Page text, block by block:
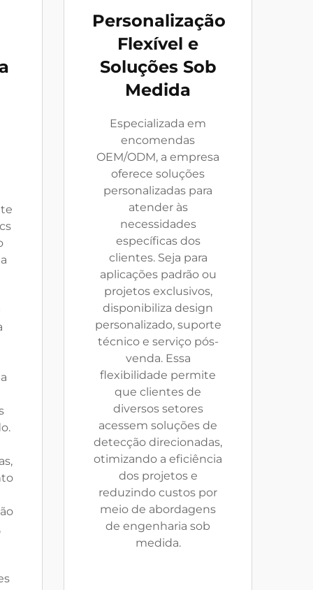
Personalização
Flexível e
Soluções Sob
Medida
Especializada em
encomendas
OEM/ODM, a empresa
oferece soluções
personalizadas para
atender às
necessidades
específicas dos
clientes. Seja para
aplicações padrão ou
projetos exclusivos,
disponibiliza design
personalizado, suporte
técnico e serviço pós-
venda. Essa
flexibilidade permite
que clientes de
diversos setores
acessem soluções de
detecção direcionadas,
otimizando a eficiência
dos projetos e
reduzindo custos por
meio de abordagens
de engenharia sob
medida.